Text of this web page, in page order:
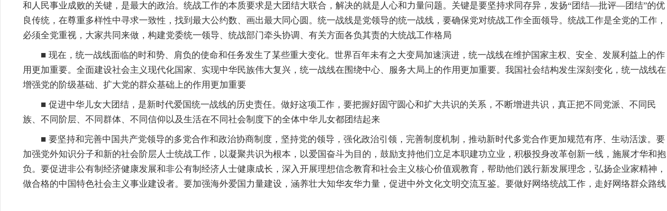
和人民事业成败的关键，是最大的政治。统战工作的本质要求是大团结大联合，解决的就是人心和力量问题。关键是要坚持求同存异，发扬“团结—批评—团结”的优
良传统，在尊重多样性中寻求一致性，找到最大公约数、画出最大同心圆。统一战线是党领导的统一战线，要确保党对统战工作全面领导。统战工作是全党的工作，
必须全党重视，大家共同来做，构建党委统一领导、统战部门牵头协调、有关方面各负其责的大统战工作格局
■ 现在，统一战线面临的时和势、肩负的使命和任务发生了某些重大变化。世界百年未有之大变局加速演进，统一战线在维护国家主权、安全、发展利益上的作
用更加重要。全面建设社会主义现代化国家、实现中华民族伟大复兴，统一战线在围绕中心、服务大局上的作用更加重要。我国社会结构发生深刻变化，统一战线在
增强党的阶级基础、扩大党的群众基础上的作用更加重要
■ 促进中华儿女大团结，是新时代爱国统一战线的历史责任。做好这项工作，要把握好固守圆心和扩大共识的关系，不断增进共识，真正把不同党派、不同民
族、不同阶层、不同群体、不同信仰以及生活在不同社会制度下的全体中华儿女都团结起来
■ 要坚持和完善中国共产党领导的多党合作和政治协商制度，坚持党的领导，强化政治引领，完善制度机制，推动新时代多党合作更加规范有序、生动活泼。要
加强党外知识分子和新的社会阶层人士统战工作，以凝聚共识为根本，以爱国奋斗为目的，鼓励支持他们立足本职建功立业，积极投身改革创新一线，施展才华和抱
负。要促进非公有制经济健康发展和非公有制经济人士健康成长，深入开展理想信念教育和社会主义核心价值观教育，帮助他们践行新发展理念，弘扬企业家精神，
做合格的中国特色社会主义事业建设者。要加强海外爱国力量建设，涵养壮大知华友华力量，促进中外文化文明交流互鉴。要做好网络统战工作，走好网络群众路线